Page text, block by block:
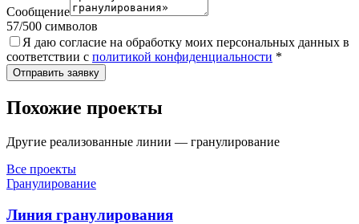
Сообщение
57/500 символов
Я даю согласие на обработку моих персональных данных в
соответствии с политикой конфиденциальности *
Отправить заявку
Похожие проекты
Другие реализованные линии — гранулирование
Все проекты
Гранулирование
Линия гранулирования